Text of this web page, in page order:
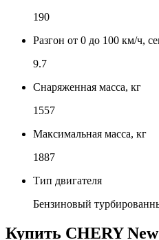
190
Разгон от 0 до 100 км/ч,
9.7
Снаряженная масса, кг
1557
Максимальная масса, кг
1887
Тип двигателя
Бензиновый
Купить CHERY